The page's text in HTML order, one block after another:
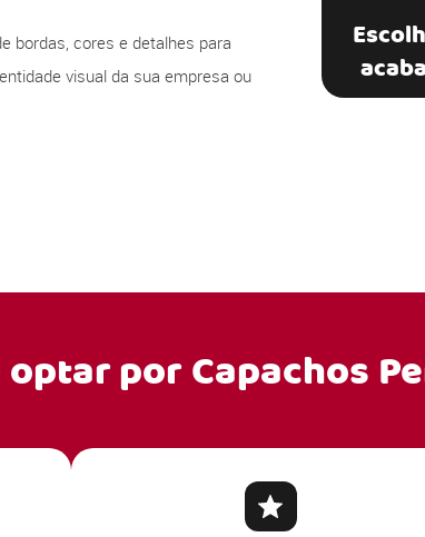
bordas, cores e detalhes para
visual da sua empresa ou
optar porCapachos